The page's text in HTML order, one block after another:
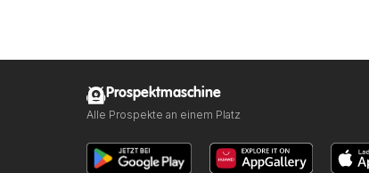
Prospektmaschine
Alle Prospekte an einem Platz